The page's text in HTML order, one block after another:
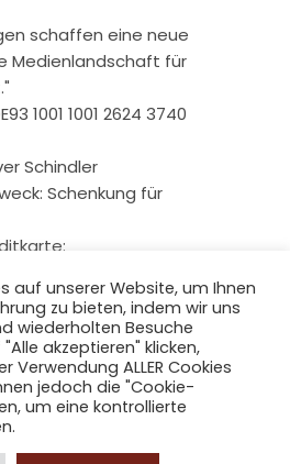
schaffen eine neue
Medienlandschaft für
1001 1001 2624 3740
Schindler
Schenkung für
2026 radio-berliner-
auf unserer Website, um Ihnen
zu bieten, indem wir uns
wiederholten Besuche
akzeptieren" klicken,
Verwendung ALLER Cookies
jedoch die "Cookie-
um eine kontrollierte